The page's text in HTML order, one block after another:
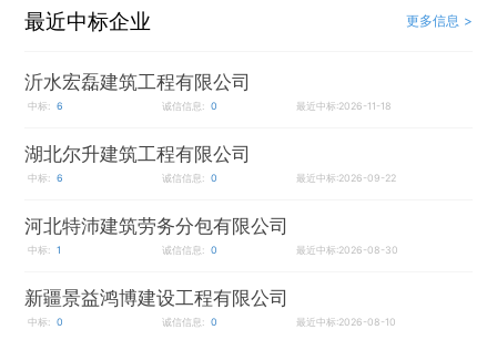
最近中标企业 更多信息 >
沂水宏磊建筑工程有限公司
中标: 6 诚信信息: 0 最近中标:2026-11-18
湖北尔升建筑工程有限公司
中标: 6 诚信信息: 0 最近中标:2026-09-22
河北特沛建筑劳务分包有限公司
中标: 1 诚信信息: 0 最近中标:2026-08-30
新疆景益鸿博建设工程有限公司
中标: 0 诚信信息: 0 最近中标:2026-08-10